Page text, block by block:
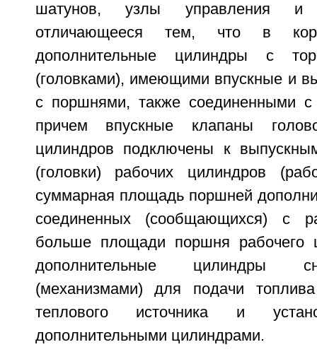
шатунов, узлы управления и
отличающееся тем, что в
дополнительные цилиндры с
(головками), имеющими впускные и
с поршнями, также соединенными
причем впускные клапаны
цилиндров подключены к
(головки) рабочих цилиндров
суммарная площадь поршней
соединенных (сообщающихся) с
больше площади поршня рабочего
дополнительные цилиндры
(механизмами) для подачи
теплового источника и
дополнительными цилиндрами.